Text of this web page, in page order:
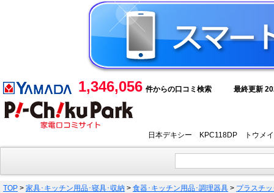
1,346,056 件からの口コミ検索 最終更新
日本デキシー KPC118DP トウメ
TOP > 家具･キッチン用品･寝具･収納 > 食器･キッチン用品･調理器具 > プラスチ